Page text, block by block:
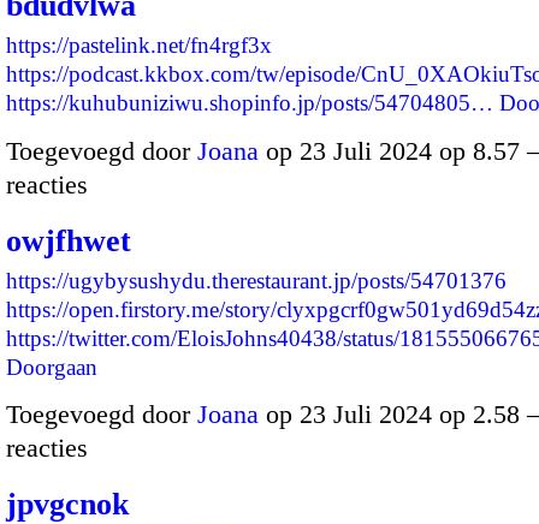
https://pastelink.net/fn4rgf3x
https://podcast.kkbox.com/tw/episode/
https://kuhubuniziwu.shopinfo.jp/posts/54704805…
Toegevoegd door Joana op 23 Juli 2024 op 8.57
reacties
owjfhwet
https://ugybysushydu.therestaurant.jp/posts/54701376
https://open.firstory.me/story/
https://twitter.com/EloisJohns40438/status/
Doorgaan
Toegevoegd door Joana op 23 Juli 2024 op 2.58
reacties
jpvgcnok